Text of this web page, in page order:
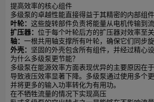
提高效率的核心组件
多级泵的卓越性能直接得益于其精密的内部组件
叶轮： 这些旋转部件负责将能量从电机传输到
扩压器： 位于每个叶轮后方的扩压器对效率至
轴： 一根共用轴支撑所有叶轮，确保它们同步
外壳： 坚固的外壳包含所有组件，并经过精心
为什么多级泵更节能？
多级泵在能源效率方面表现优异的主要原因在
导致液压效率显著下降。多级泵通过使用多个
并将更多的输入功率转化为有用功。
在不牺牲流量的情况下实现高压